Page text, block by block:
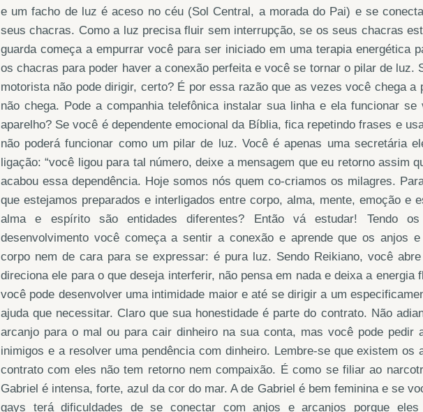
e um facho de luz é aceso no céu (Sol Central, a morada do Pai) e se
seus chacras. Como a luz precisa fluir sem interrupção, se os seus chacras
guarda começa a empurrar você para ser iniciado em uma terapia energética
os chacras para poder haver a conexão perfeita e você se tornar o pilar de luz.
motorista não pode dirigir, certo? É por essa razão que as vezes você chega a
não chega. Pode a companhia telefônica instalar sua linha e ela funcionar
aparelho? Se você é dependente emocional da Bíblia, fica repetindo frases e
não poderá funcionar como um pilar de luz. Você é apenas uma secretária
ligação: “você ligou para tal número, deixe a mensagem que eu retorno assim
acabou essa dependência. Hoje somos nós quem co-criamos os milagres.
que estejamos preparados e interligados entre corpo, alma, mente, emoção e
alma e espírito são entidades diferentes? Então vá estudar! Tendo
desenvolvimento você começa a sentir a conexão e aprende que os anjos
corpo nem de cara para se expressar: é pura luz. Sendo Reikiano, você
direciona ele para o que deseja interferir, não pensa em nada e deixa a energia
você pode desenvolver uma intimidade maior e até se dirigir a um
ajuda que necessitar. Claro que sua honestidade é parte do contrato. Não
arcanjo para o mal ou para cair dinheiro na sua conta, mas você pode pedir
inimigos e a resolver uma pendência com dinheiro. Lembre-se que existem os
contrato com eles não tem retorno nem compaixão. É como se filiar ao
Gabriel é intensa, forte, azul da cor do mar. A de Gabriel é bem feminina e se
gays terá dificuldades de se conectar com anjos e arcanjos porque eles